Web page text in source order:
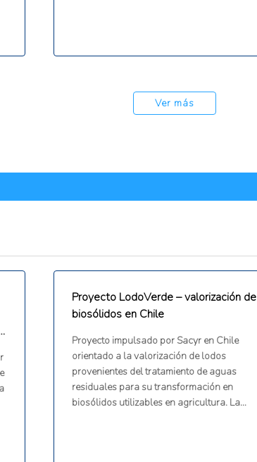
Ver más
Proyecto LodoVerde – valorización de
biosólidos en Chile
Proyecto impulsado por Sacyr en Chile
orientado a la valorización de lodos
provenientes del tratamiento de aguas
residuales para su transformación en
biosólidos utilizables en agricultura. La